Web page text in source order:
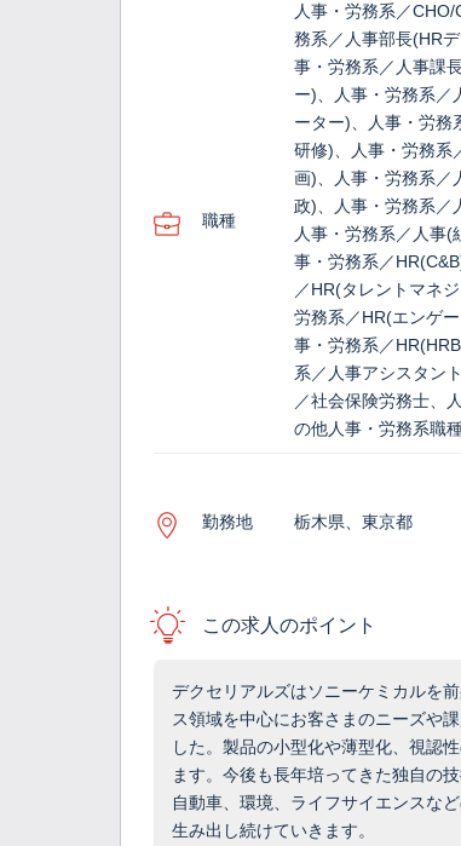
職種
人事・労務系／
務系／人事部長(HR
事・労務系／人事課
ー)、人事・労務系／
ーター)、人事・労務
研修)、人事・労務系
画)、人事・労務系／
政)、人事・労務系／
人事・労務系／人事(
事・労務系／
／HR(タレントマネ
労務系／HR(エンゲ
事・労務系／
系／人事アシスタン
／社会保険労務士、
の他人事・労務系職
勤務地 栃木県、東京都
この求人のポイント
デクセリアルズはソニーケミカルを
ス領域を中心にお客さまのニーズや
した。製品の小型化や薄型化、視認
ます。今後も長年培ってきた独自の
自動車、環境、ライフサイエンスな
生み出し続けていきます。